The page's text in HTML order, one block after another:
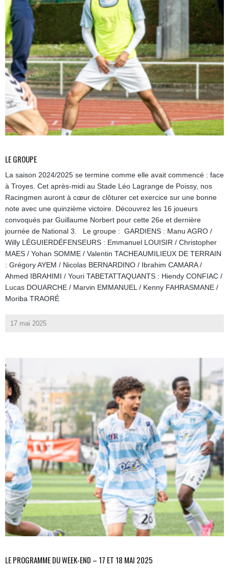
LE GROUPE
La saison 2024/2025 se termine comme elle avait commencé : face
à Troyes. Cet après-midi au Stade Léo Lagrange de Poissy, nos
Racingmen auront à cœur de clôturer cet exercice sur une bonne
note avec une quinzième victoire. Découvrez les 16 joueurs
convoqués par Guillaume Norbert pour cette 26e et dernière
journée de National 3. Le groupe : GARDIENS : Manu AGRO /
Willy LÉGUIERDÉFENSEURS : Emmanuel LOUISIR / Christopher
MAES / Yohan SOMME / Valentin TACHEAUMILIEUX DE TERRAIN
: Grégory AYEM / Nicolas BERNARDINO / Ibrahim CAMARA /
Ahmed IBRAHIMI / Youri TABETATTAQUANTS : Hiendy CONFIAC /
Lucas DOUARCHE / Marvin EMMANUEL / Kenny FAHRASMANE /
Moriba TRAORÉ
17 mai 2025
LE PROGRAMME DU WEEK-END – 17 ET 18 MAI 2025